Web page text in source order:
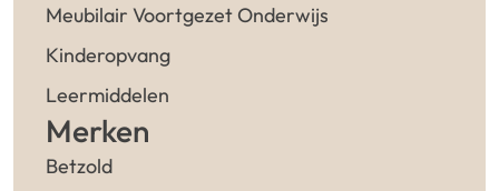
Meubilair Voortgezet Onderwijs
Kinderopvang
Leermiddelen
Merken
Betzold